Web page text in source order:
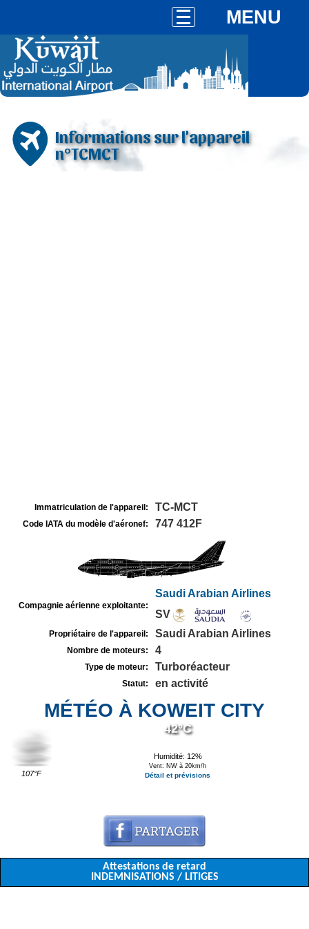
MENU
Informations sur l'appareil
n°TCMCT
Immatriculation de l'appareil: TC-MCT
Code IATA du modèle d'aéronef: 747 412F
Compagnie aérienne exploitante:
Saudi Arabian Airlines
SV
Propriétaire de l'appareil: Saudi Arabian Airlines
Nombre de moteurs: 4
Type de moteur: Turboréacteur
Statut: en activité
MÉTÉO À KOWEIT CITY
107°F
42°C
Humidité: 12%
Vent: NW à 20km/h
Détail et prévisions
Attestations de retard
INDEMNISATIONS / LITIGES